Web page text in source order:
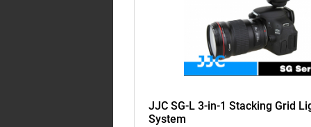
JJC SG-L 3-in-1 Stacking Grid
System